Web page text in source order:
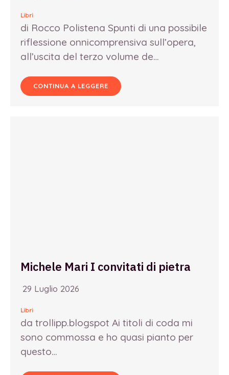
Libri
di Rocco Polistena Spunti di una possibile
riflessione onnicomprensiva sull’opera,
all’uscita del terzo volume de…
CONTINUA A LEGGERE
Michele Mari I convitati di pietra
29 Luglio 2026
Libri
da trollipp.blogspot Ai titoli di coda mi
sono commossa e ho quasi pianto per
questo…